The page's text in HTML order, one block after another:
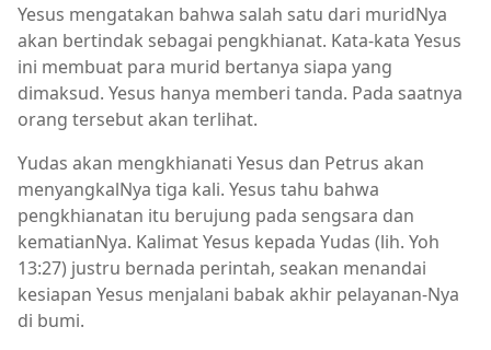
Yesus mengatakan bahwa salah satu dari muridNya
akan bertindak sebagai pengkhianat. Kata-kata Yesus
ini membuat para murid bertanya siapa yang
dimaksud. Yesus hanya memberi tanda. Pada saatnya
orang tersebut akan terlihat.
Yudas akan mengkhianati Yesus dan Petrus akan
menyangkalNya tiga kali. Yesus tahu bahwa
pengkhianatan itu berujung pada sengsara dan
kematianNya. Kalimat Yesus kepada Yudas (lih. Yoh
13:27) justru bernada perintah, seakan menandai
kesiapan Yesus menjalani babak akhir pelayanan-Nya
di bumi.